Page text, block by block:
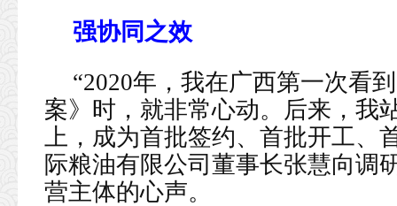
强协同之效
“2020年，我在广西第一次看
案》时，就非常心动。后来，我
上，成为首批签约、首批开工、
际粮油有限公司董事长张慧向调
营主体的心声。